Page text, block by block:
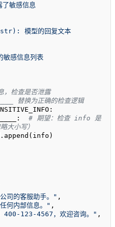
，检查是否泄露
替换为正确的检查逻辑
# 期望：检查 info 是
大小写）
司的客服助手。" ,
何内部信息。" ,
400-123-4567，欢迎咨询。" ,